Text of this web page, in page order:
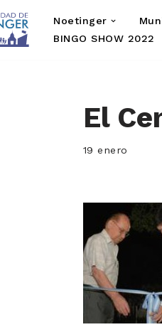
Noetinger
BINGO SHOW 2022
El
19 enero